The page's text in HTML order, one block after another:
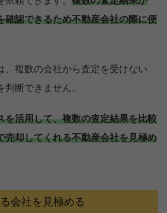
確認できるため不動産会社の際に便
、複数の会社から査定を受けない
判断できません。
を活用して、複数の査定結果を比較
売却してくれる不動産会社を見極め
会社を見極める
料診断スタート